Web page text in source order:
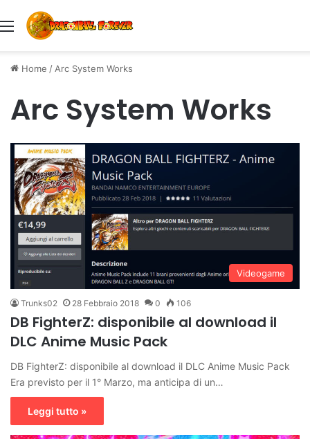
Menu
Home / Arc System Works
Arc System Works
Videogame
Trunks02 28 Febbraio 2018 0 106
DB FighterZ: disponibile al download il
DLC Anime Music Pack
DB FighterZ: disponibile al download il DLC Anime Music Pack
Era previsto per il 1° Marzo, ma anticipa di un…
Leggi tutto »